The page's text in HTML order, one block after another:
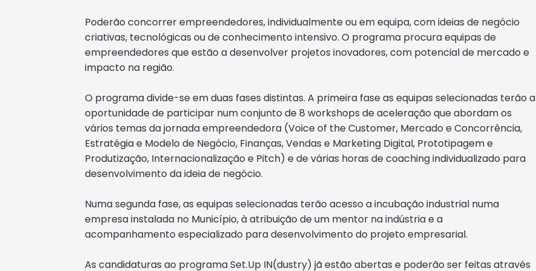
Poderão concorrer empreendedores, individualmente ou em equipa, com ideias de negócio
criativas, tecnológicas ou de conhecimento intensivo. O programa procura equipas de
empreendedores que estão a desenvolver projetos inovadores, com potencial de mercado e
impacto na região.
O programa divide-se em duas fases distintas. A primeira fase as equipas selecionadas terão a
oportunidade de participar num conjunto de 8 workshops de aceleração que abordam os
vários temas da jornada empreendedora (Voice of the Customer, Mercado e Concorrência,
Estratégia e Modelo de Negócio, Finanças, Vendas e Marketing Digital, Prototipagem e
Produtização, Internacionalização e Pitch) e de várias horas de coaching individualizado para
desenvolvimento da ideia de negócio.
Numa segunda fase, as equipas selecionadas terão acesso a incubação industrial numa
empresa instalada no Município, à atribuição de um mentor na indústria e a
acompanhamento especializado para desenvolvimento do projeto empresarial.
As candidaturas ao programa Set.Up IN(dustry) jã estão abertas e poderão ser feitas através